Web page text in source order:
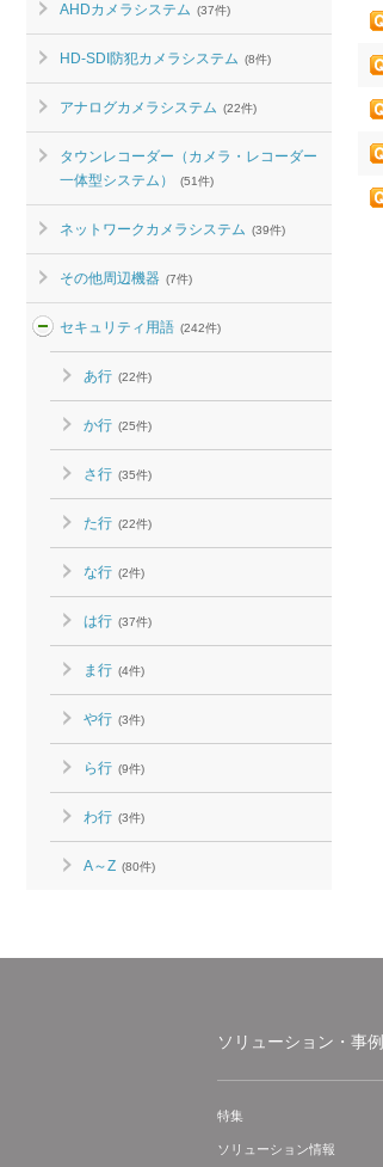
AHDカメラシステム (37件)
HD-SDI防犯カメラシステム (8件)
アナログカメラシステム (22件)
タウンレコーダー（カメラ・レコーダー
一体型システム）
(51件)
ネットワークカメラシステム (39件)
その他周辺機器 (7件)
セキュリティ用語 (242件)
あ行 (22件)
か行 (25件)
さ行 (35件)
た行 (22件)
な行 (2件)
は行 (37件)
ま行 (4件)
や行 (3件)
ら行 (9件)
わ行 (3件)
A～Z (80件)
ソリューション・事例
特集
ソリューション情報